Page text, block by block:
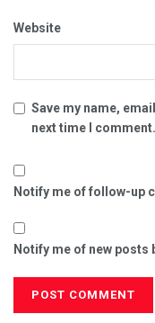
Website
Save my name,
next time I comment.
Notify me of follow-up
Notify me of new posts